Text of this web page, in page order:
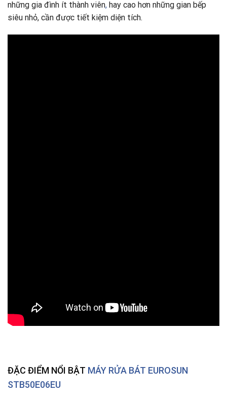
những gia đình ít thành viên, hay cao hơn những gian bếp
siêu nhỏ, cần được tiết kiệm diện tích.
ĐẶC ĐIỂM NỔI BẬT MÁY RỬA BÁT EUROSUN
STB50E06EU